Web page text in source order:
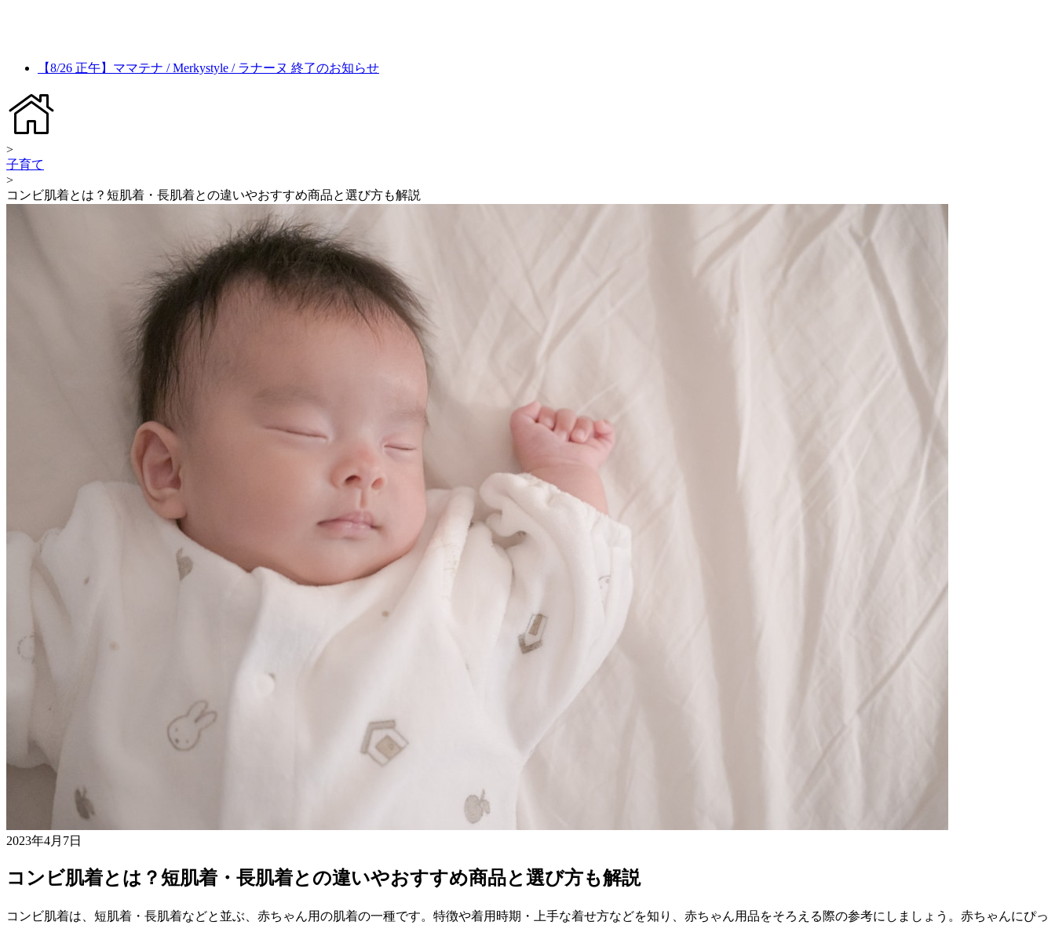
【8/26 正午】ママテナ / Merkystyle / ラナーヌ 終了のお知らせ
>
子育て
>
コンビ肌着とは？短肌着・長肌着との違いやおすすめ商品と選び方も解説
2023年4月7日
コンビ肌着とは？短肌着・長肌着との違いやおすすめ商品と選び方も解説
コンビ肌着は、短肌着・長肌着などと並ぶ、赤ちゃん用の肌着の一種です。特徴や着用時期・上手な着せ方などを知り、赤ちゃん用品をそろえる際の参考にしましょう。赤ちゃんにぴっ